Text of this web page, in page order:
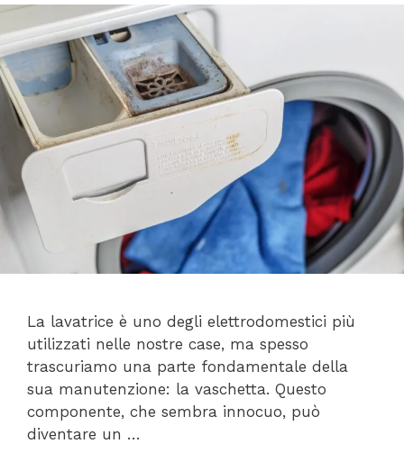
La lavatrice è uno degli elettrodomestici più
utilizzati nelle nostre case, ma spesso
trascuriamo una parte fondamentale della
sua manutenzione: la vaschetta. Questo
componente, che sembra innocuo, può
diventare un …